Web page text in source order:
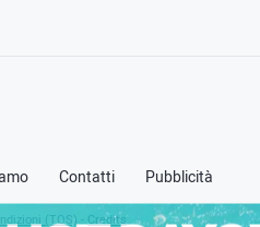
Contatti Pubblicità
(TOS)-Credits